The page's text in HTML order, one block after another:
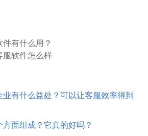
有什么用？
服软件怎么样
有什么益处？可以让客服效率得到
面组成？它真的好吗？